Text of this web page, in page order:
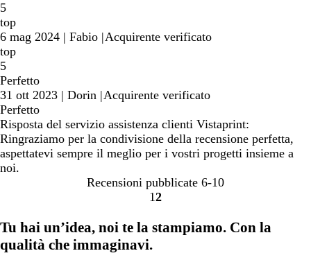
5
top
6 mag 2024 | Fabio |Acquirente verificato
top
5
Perfetto
31 ott 2023 | Dorin |Acquirente verificato
Perfetto
Risposta del servizio assistenza clienti Vistaprint:
Ringraziamo per la condivisione della recensione perfetta,
aspettatevi sempre il meglio per i vostri progetti insieme a
noi.
Recensioni pubblicate 6-10
Vai
pagina
1 Vai
pagina
2
Tu hai un’idea, noi te la stampiamo. Con la
qualità che immaginavi.